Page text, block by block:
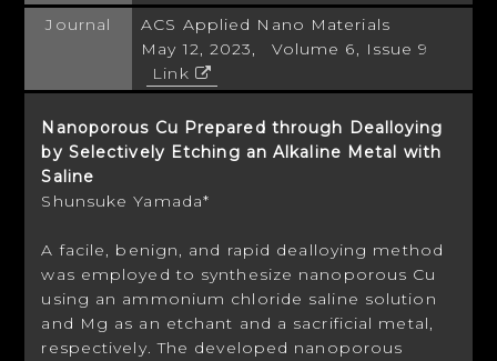
Journal
ACS Applied Nano Materials
May 12, 2023, Volume 6, Issue 9
Link
Nanoporous Cu Prepared through Dealloying
by Selectively Etching an Alkaline Metal with
Saline
Shunsuke Yamada*
A facile, benign, and rapid dealloying method
was employed to synthesize nanoporous Cu
using an ammonium chloride saline solution
and Mg as an etchant and a sacrificial metal,
respectively. The developed nanoporous